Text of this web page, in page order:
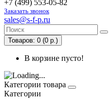
+7 (499) 553-05-82
Заказать звонок
sales@s-f-p.ru
Товаров: 0 (0 р.)
В корзине пусто!
Категории товара
Категории